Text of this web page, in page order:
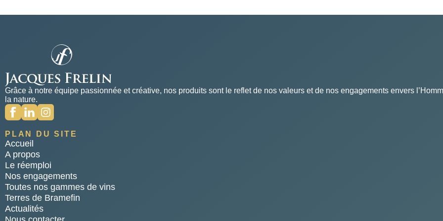
Grâce à notre équipe passionnée et créative, nos produits sont le reflet de nos valeurs et de nos engagements envers
la nature.
PLAN DU SITE
Accueil
A propos
Le réemploi
Nos engagements
Toutes nos gammes de vins
Terres de Bramefin
Actualités